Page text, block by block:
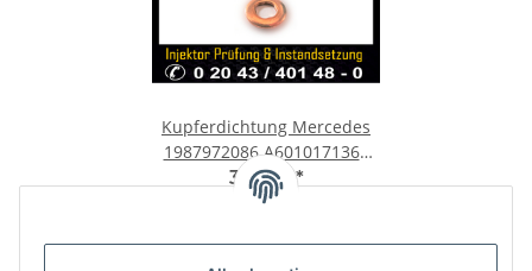
Kupferdichtung Mercedes
1987972086 A6010171360
Dichtring Einspritzdüse
Injektor
3,00 €*